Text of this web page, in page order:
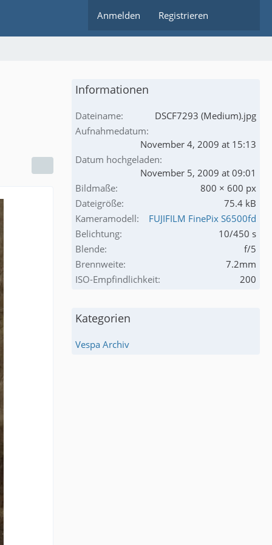
Anmelden Registrieren
Informationen
Dateiname
DSCF7293 (Medium).jpg
Aufnahmedatum
November 4, 2009 at 15:13
Datum hochgeladen
November 5, 2009 at 09:01
Bildmaße
800 × 600 px
Dateigröße
75.4 kB
Kameramodell
FUJIFILM FinePix S6500fd
Belichtung
10/450 s
Blende
f/5
Brennweite
7.2mm
ISO-Empfindlichkeit
200
Kategorien
Vespa Archiv